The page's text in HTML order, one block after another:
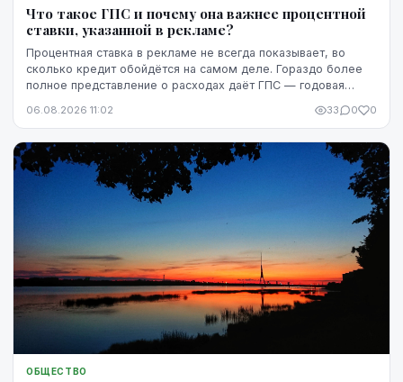
Что такое ГПС и почему она важнее процентной
ставки, указанной в рекламе?
Процентная ставка в рекламе не всегда показывает, во
сколько кредит обойдётся на самом деле. Гораздо более
полное представление о расходах даёт ГПС — годовая
06.08.2026 11:02 33 0 0
ОБЩЕСТВО